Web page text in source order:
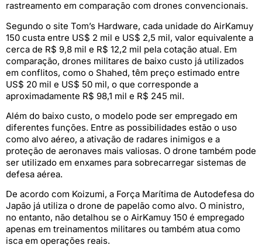
rastreamento em comparação com drones convencionais.
Segundo o site Tom’s Hardware, cada unidade do AirKamuy
150 custa entre US$ 2 mil e US$ 2,5 mil, valor equivalente a
cerca de R$ 9,8 mil e R$ 12,2 mil pela cotação atual. Em
comparação, drones militares de baixo custo já utilizados
em conflitos, como o Shahed, têm preço estimado entre
US$ 20 mil e US$ 50 mil, o que corresponde a
aproximadamente R$ 98,1 mil e R$ 245 mil.
Além do baixo custo, o modelo pode ser empregado em
diferentes funções. Entre as possibilidades estão o uso
como alvo aéreo, a ativação de radares inimigos e a
proteção de aeronaves mais valiosas. O drone também pode
ser utilizado em enxames para sobrecarregar sistemas de
defesa aérea.
De acordo com Koizumi, a Força Marítima de Autodefesa do
Japão já utiliza o drone de papelão como alvo. O ministro,
no entanto, não detalhou se o AirKamuy 150 é empregado
apenas em treinamentos militares ou também atua como
isca em operações reais.